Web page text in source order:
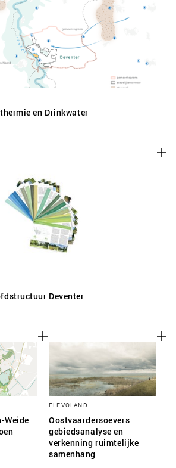
en Drinkwater
Deventer
Weide
FLEVOLAND
Oostvaardersoevers
gebiedsanalyse en
verkenning ruimtelijke
samenhang
VOORKEUREN OP